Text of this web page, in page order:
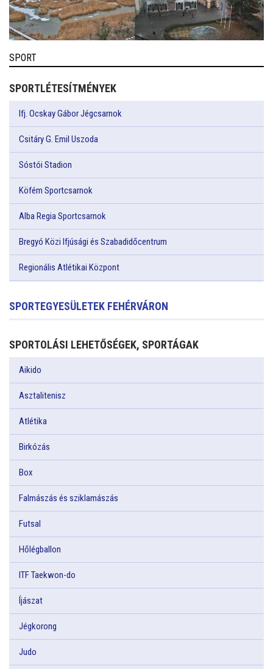
SPORT
SPORTLÉTESÍTMÉNYEK
Ifj. Ocskay Gábor Jégcsarnok
Csitáry G. Emil Uszoda
Sóstói Stadion
Köfém Sportcsarnok
Alba Regia Sportcsarnok
Bregyó Közi Ifjúsági és Szabadidőcentrum
Regionális Atlétikai Központ
SPORTEGYESÜLETEK FEHÉRVÁRON
SPORTOLÁSI LEHETŐSÉGEK, SPORTÁGAK
Aikido
Asztalitenisz
Atlétika
Birkózás
Box
Falmászás és sziklamászás
Futsal
Hőlégballon
ITF Taekwon-do
Íjászat
Jégkorong
Judo